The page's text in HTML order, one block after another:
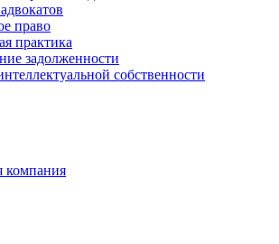
право
практика
задолженности
собственности
компания